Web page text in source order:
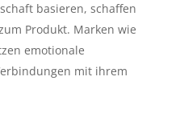
basieren, schaffen
Produkt. Marken wie
emotionale
mit ihrem